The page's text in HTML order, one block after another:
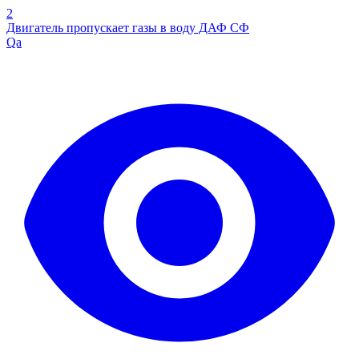
2
Двигатель пропускает газы в воду ДАФ СФ
Qa